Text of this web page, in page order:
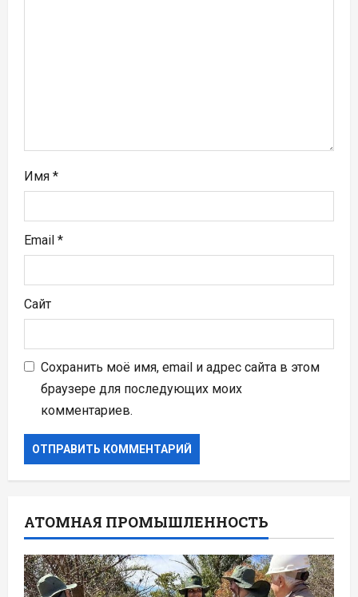
я
м
Имя *
Email *
Сайт
Сохранить моё имя, email и адрес сайта в этом
браузере для последующих моих
комментариев.
АТОМНАЯ ПРОМЫШЛЕННОСТЬ